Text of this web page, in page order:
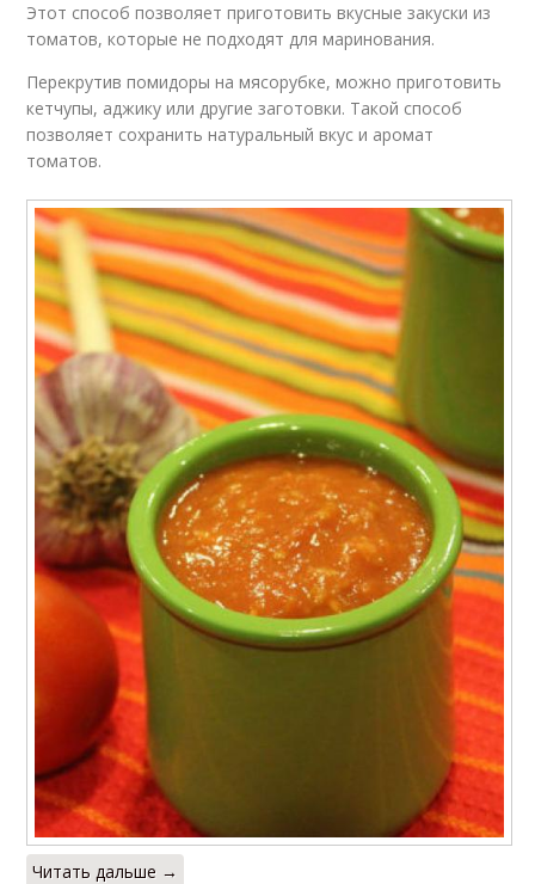
Этот способ позволяет приготовить вкусные закуски из
томатов, которые не подходят для маринования.
Перекрутив помидоры на мясорубке, можно приготовить
кетчупы, аджику или другие заготовки. Такой способ
позволяет сохранить натуральный вкус и аромат
томатов.
Читать дальше →